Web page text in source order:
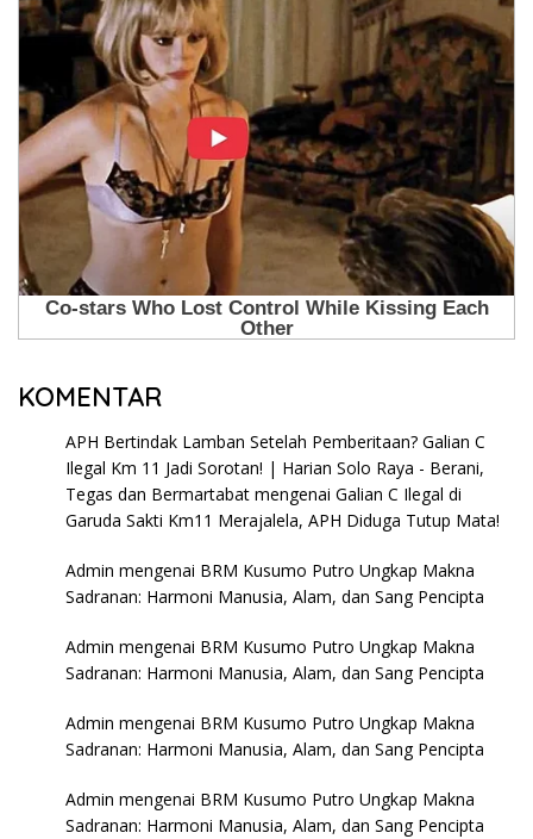
KOMENTAR
APH Bertindak Lamban Setelah Pemberitaan? Galian C
Ilegal Km 11 Jadi Sorotan! | Harian Solo Raya - Berani,
Tegas dan Bermartabat mengenai Galian C Ilegal di
Garuda Sakti Km11 Merajalela, APH Diduga Tutup Mata!
Admin mengenai BRM Kusumo Putro Ungkap Makna
Sadranan: Harmoni Manusia, Alam, dan Sang Pencipta
Admin mengenai BRM Kusumo Putro Ungkap Makna
Sadranan: Harmoni Manusia, Alam, dan Sang Pencipta
Admin mengenai BRM Kusumo Putro Ungkap Makna
Sadranan: Harmoni Manusia, Alam, dan Sang Pencipta
Admin mengenai BRM Kusumo Putro Ungkap Makna
Sadranan: Harmoni Manusia, Alam, dan Sang Pencipta